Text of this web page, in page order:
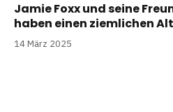
Jamie Foxx und seine
haben einen ziemlichen
14 März 2025